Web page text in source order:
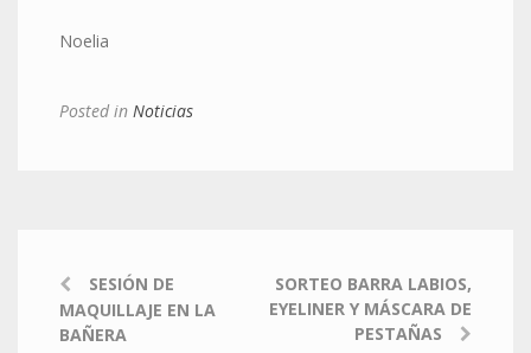
Noelia
Posted in Noticias
SESIÓN DE
MAQUILLAJE EN LA
BAÑERA
SORTEO BARRA LABIOS,
EYELINER Y MÁSCARA DE
PESTAÑAS